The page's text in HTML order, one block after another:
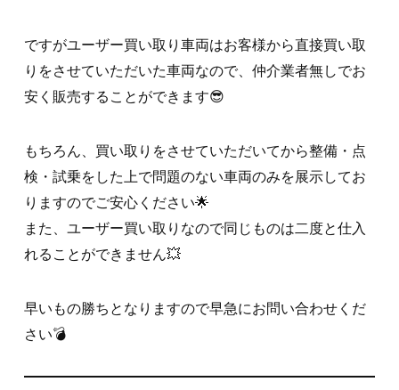
ですがユーザー買い取り車両はお客様から直接買い取
りをさせていただいた車両なので、仲介業者無しでお
安く販売することができます😎
もちろん、買い取りをさせていただいてから整備・点
検・試乗をした上で問題のない車両のみを展示してお
りますのでご安心ください🌟
また、ユーザー買い取りなので同じものは二度と仕入
れることができません💥
早いもの勝ちとなりますので早急にお問い合わせくだ
さい💣